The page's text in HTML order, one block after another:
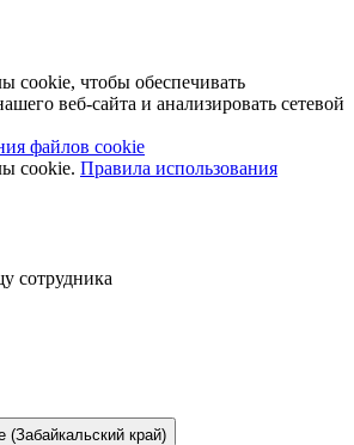
cookie, чтобы обеспечивать
веб-сайта и анализировать сетевой
файлов cookie
cookie. Правила использования
сотрудника
(Забайкальский край)